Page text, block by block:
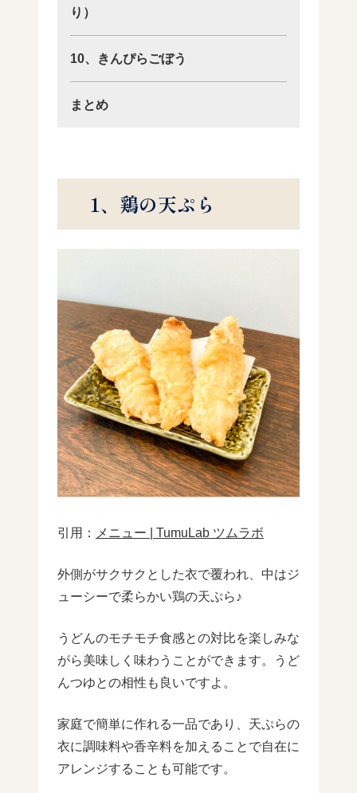
り）
10、きんぴらごぼう
まとめ
1、鶏の天ぷら
引用： メニュー | TumuLab ツムラボ
外側がサクサクとした衣で覆われ、中はジ
ューシーで柔らかい鶏の天ぷら♪
うどんのモチモチ食感との対比を楽しみな
がら美味しく味わうことができます。うど
んつゆとの相性も良いですよ。
家庭で簡単に作れる一品であり、天ぷらの
衣に調味料や香辛料を加えることで自在に
アレンジすることも可能です。